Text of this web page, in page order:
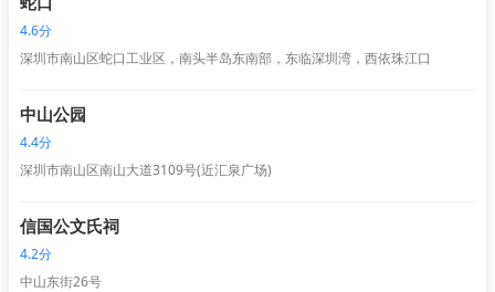
4.6分
深圳市南山区蛇口工业区，南头半岛东南部，东临深圳湾，西依珠江口
中山公园
4.4分
深圳市南山区南山大道3109号(近汇泉广场)
信国公文氏祠
4.2分
中山东街26号